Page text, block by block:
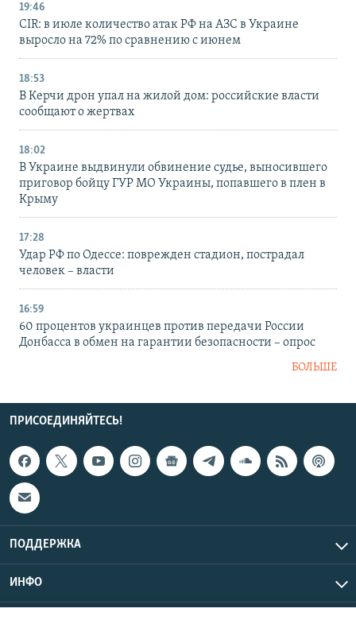
19:46
CIR: в июле количество атак РФ на АЗС в Украине
выросло на 72% по сравнению с июнем
18:53
В Керчи дрон упал на жилой дом: российские власти
сообщают о жертвах
18:02
В Украине выдвинули обвинение судье, выносившего
приговор бойцу ГУР МО Украины, попавшего в плен в
Крыму
17:28
Удар РФ по Одессе: поврежден стадион, пострадал
человек – власти
16:59
60 процентов украинцев против передачи России
Донбасса в обмен на гарантии безопасности – опрос
БОЛЬШЕ
ПРИСОЕДИНЯЙТЕСЬ!
ПОДДЕРЖКА
ИНФО